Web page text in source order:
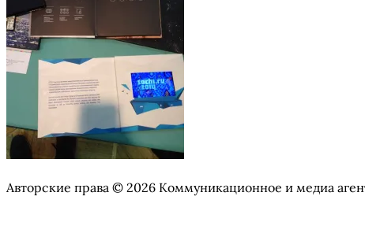
Авторские права © 2026 Коммуникационное и медиа